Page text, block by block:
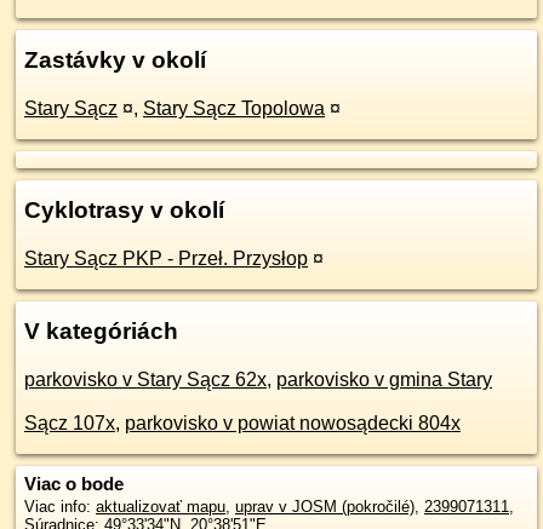
Zastávky v okolí
Stary Sącz ¤, Stary Sącz Topolowa ¤
Cyklotrasy v okolí
Stary Sącz PKP - Przeł. Przysłop ¤
V kategóriách
parkovisko v Stary Sącz 62x, parkovisko v gmina Stary
Sącz 107x, parkovisko v powiat nowosądecki 804x
Viac o bode
Viac info: aktualizovať mapu, uprav v JOSM (pokročilé), 2399071311,
Súradnice: 49°33'34"N, 20°38'51"E